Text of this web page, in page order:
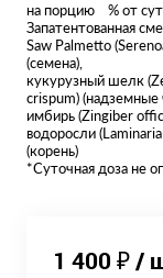
на порцию % от
Запатентованная
Saw Palmetto
(семена),
кукурузный шелк
crispum) (надземные
имбирь (Zingiber
водоросли
*Суточная доза не
1 400 ₽/